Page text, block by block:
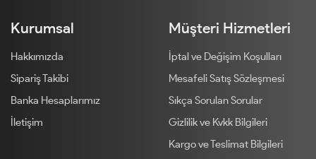
Kurumsal
Hakkımızda
Sipariş Takibi
Banka Hesaplarımız
İletişim
Müşteri Hizmetleri
İptal ve Değişim Koşulları
Mesafeli Satış Sözleşmesi
Sıkça Sorulan Sorular
Gizlilik ve Kvkk Bilgileri
Kargo ve Teslimat Bilgileri